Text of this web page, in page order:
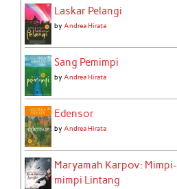
Laskar Pelangi
byAndrea Hirata
Sang Pemimpi
byAndrea Hirata
Edensor
byAndrea Hirata
Maryamah Karpov: Mimpi-
mimpi Lintang